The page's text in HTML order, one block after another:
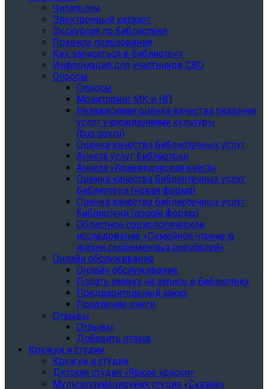
Читателям
Электронный каталог
Экскурсия по библиотеке
Правила пользования
Как записаться в библиотеку
Информация для участников СВО
Опросы
Опросы
Мониторинг МК и НП
Независимая оценка качества оказания
услуг учреждениями культуры
(bus.gov.ru)
Оценка качества библиотечных услуг
Анкета услуг библиотеки
Анкета «Краеведческая книга»
Oценка качества библиотечных услуг
библиотеки (новая форма)
Oценка качества библиотечных услуг
библиотеки (google форма)
Областное социологическое
исследование «Семейное чтение в
жизни современных родителей»
Онлайн обслуживание
Онлайн обслуживание
Подать заявку на запись в библиотеку
Предварительный заказ
Продление книги
Отзывы
Отзывы
Добавить отзыв
Кружки и студии
Кружки и студии
Детская студия «Яркие краски»
Мультипликационная студия «Сказка»